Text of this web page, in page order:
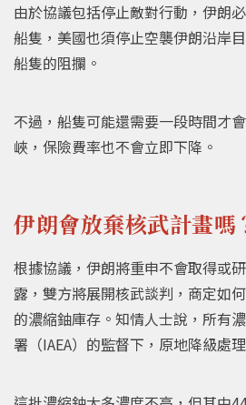
由於協議包括停止敵對行動，伊朗
船隻，美國也須停止空襲伊朗沿岸
船隻的阻攔。
不過，船隻可能還需要一段時間才
峽，保險費率也不會立即下降。
伊朗會放棄核武計畫嗎
根據協議，伊朗將重申不會取得或
露，雙方將展開核武談判，商定如
的濃縮鈾庫存。知情人士說，所有
署（IAEA）的監督下，原地降級處理